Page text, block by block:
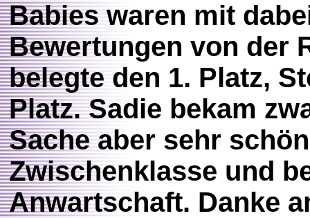
Babies waren mit
Bewertungen von der
belegte den 1. Platz,
Platz. Sadie bekam
Sache aber sehr
Zwischenklasse und
Anwartschaft. Danke